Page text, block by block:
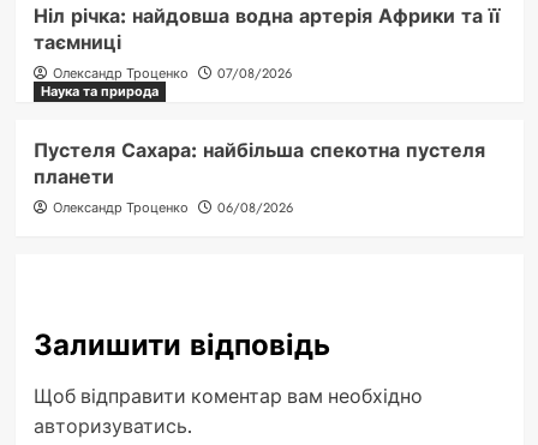
Ніл річка: найдовша водна артерія Африки та її
таємниці
Олександр Троценко
07/08/2026
Наука та природа
Пустеля Сахара: найбільша спекотна пустеля
планети
Олександр Троценко 06/08/2026
Залишити відповідь
Щоб відправити коментар вам необхідно
авторизуватись.